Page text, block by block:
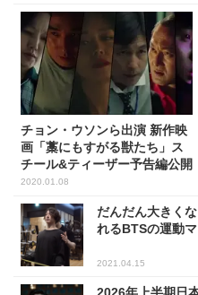
チョン・ウソンら出演 新作映
画「藁にもすがる獣たち」ス
チール&ティーザー予告編公開
2020.01.08
だんだん大きく
れるBTSの運動
2021.04.15
2026年上半期日